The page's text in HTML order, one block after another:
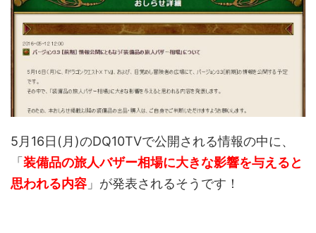
5月16日(月)のDQ10TVで公開される情報の中に、
「装備品の旅人バザー相場に大きな影響を与えると
思われる内容 」が発表されるそうです！